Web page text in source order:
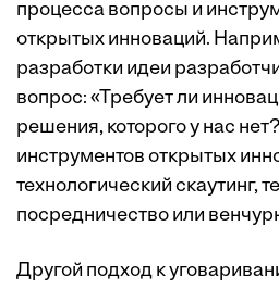
процесса вопросы и
открытых инноваций.
разработки идеи
вопрос: «Требует ли
решения, которого у нас
инструментов открытых
технологический скаутинг,
посредничество или
Другой подход к